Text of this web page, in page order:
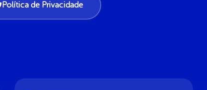
Política de Privacidade